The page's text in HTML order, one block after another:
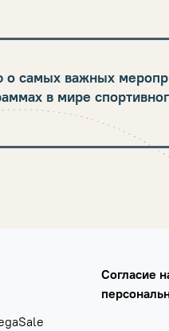
самых важных
в мире
Согласие